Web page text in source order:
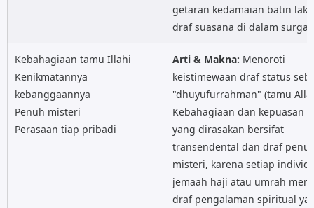
Am
E
getaran kedamaian batin
draf suasana di dalam surga.
Kebahagiaan tamu Illahi
Kenikmatannya
kebanggaannya
Penuh misteri
Perasaan tiap pribadi
Arti & Makna: Menoroti
keistimewaan draf status
"dhuyufurrahman" (tamu
Kebahagiaan dan kepuasan
yang dirasakan bersifat
transendental dan draf
misteri, karena setiap
jemaah haji atau umrah
draf pengalaman spiritual